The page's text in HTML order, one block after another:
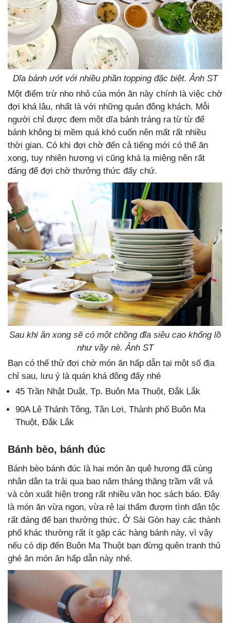
Dĩa bánh ướt với nhiều phần topping đặc biệt. Ảnh ST
Một điểm trừ nho nhỏ của món ăn này chính là việc chờ
đợi khá lâu, nhất là với những quán đông khách. Mỗi
người chỉ được đem một dĩa bánh tráng ra từ từ để
bánh không bị mềm quá khó cuốn nên mất rất nhiều
thời gian. Có khi đợi chờ đến cả tiếng mới có thể ăn
xong, tuy nhiên hương vị cũng khá lạ miệng nên rất
đáng để đợi chờ thưởng thức đấy chứ.
Sau khi ăn xong sẽ có một chồng đĩa siêu cao khổng lồ
như vầy nè. Ảnh ST
Bạn có thể thử đợi chờ món ăn hấp dẫn tại một số địa
chỉ sau, lưu ý là quán khá đông đấy nhé
45 Trần Nhật Duật, Tp. Buôn Ma Thuột, Đắk Lắk
90A Lê Thánh Tông, Tân Lợi, Thành phố Buôn Ma
Thuột, Đắk Lắk
Bánh bèo, bánh đúc
Bánh bèo bánh đúc là hai món ăn quê hương đã cùng
nhân dân ta trải qua bao năm tháng thăng trầm vất vả
và còn xuất hiện trong rất nhiều văn học sách báo. Đây
là món ăn vừa ngon, vừa rẻ lại thấm đượm tình dân tộc
rất đáng để bạn thưởng thức. Ở Sài Gòn hay các thành
phố khác thường rất ít gặp các hàng bánh này, vì vậy
nếu có dịp đến Buôn Ma Thuột bạn đừng quên tranh thủ
ghé ăn món ăn hấp dẫn này nhé.